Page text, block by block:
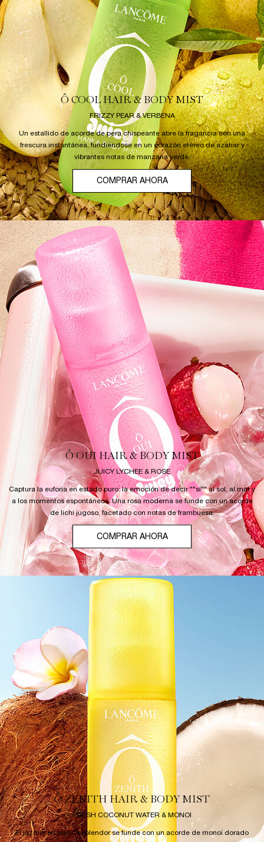
Ô COOL HAIR & BODY MIST
FRIZZY PEAR & VERBENA
Un estallido de acorde de pera chispeante abre la fragancia con una
frescura instantánea, fundiéndose en un corazón etéreo de azahar y
vibrantes notas de manzana verde.
COMPRAR AHORA
Ô OUI HAIR & BODY MIST
JUICY LYCHEE & ROSE
Captura la euforia en estado puro: la emoción de decir ""sí"" al sol, al mar y
a los momentos espontáneos. Una rosa moderna se funde con un acorde
de lichi jugoso, facetado con notas de frambuesa.
COMPRAR AHORA
Ô ZENITH HAIR & BODY MIST
FRESH COCONUT WATER & MONOI
El jazmín en pleno esplendor se funde con un acorde de monoï dorado